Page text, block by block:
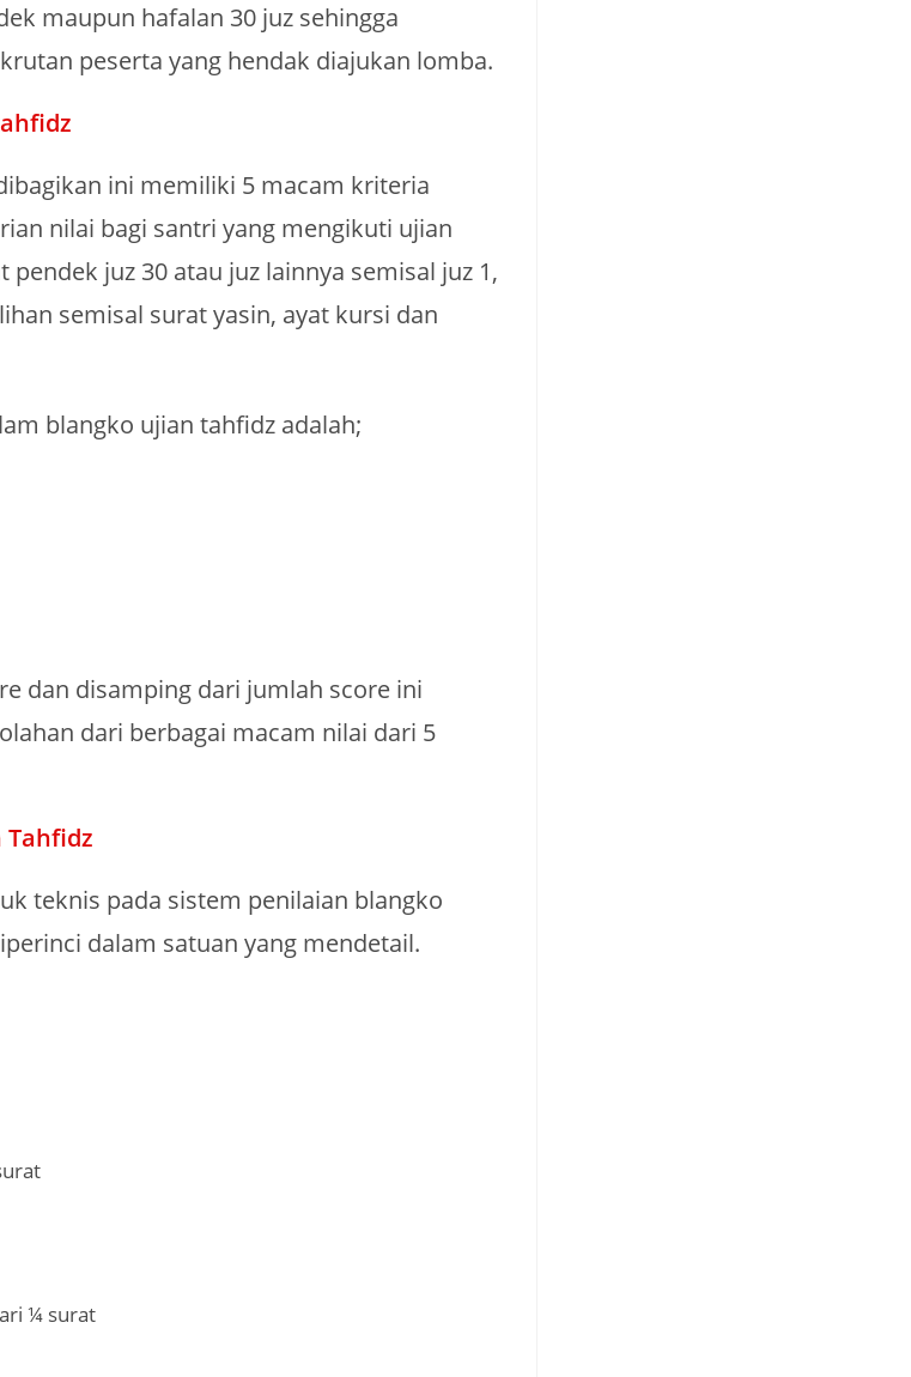
maupun hafalan 30 juz sehingga
peserta yang hendak diajukan lomba.
ini memiliki 5 macam kriteria
nilai bagi santri yang mengikuti ujian
juz 30 atau juz lainnya semisal juz 1,
semisal surat yasin, ayat kursi dan
blangko ujian tahfidz adalah;
dan disamping dari jumlah score ini
dari berbagai macam nilai dari 5
teknis pada sistem penilaian blangko
dalam satuan yang mendetail.
¼ surat